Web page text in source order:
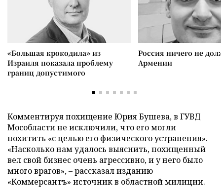
«Большая крокодила» из
Израиля показала проблему
границ допустимого
Россия ничего не
Армении
Комментируя похищение Юрия Бушева, в ГУВД
Мособласти не исключили, что его могли
похитить «с целью его физического устранения».
«Насколько нам удалось выяснить, похищенный
вел свой бизнес очень агрессивно, и у него было
много врагов», – рассказал изданию
«Коммерсантъ» источник в областной милиции.